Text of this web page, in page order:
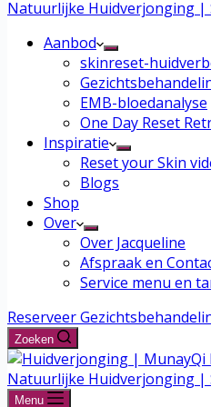
Natuurlijke Huidverjonging |
Aanbod
skinreset-
EMB-bloedanalyse
One Day Reset
Inspiratie
Reset your Skin
Blogs
Shop
Over
Over Jacqueline
Afspraak en
Service menu en
Reserveer
Zoeken
Natuurlijke Huidverjonging |
Menu